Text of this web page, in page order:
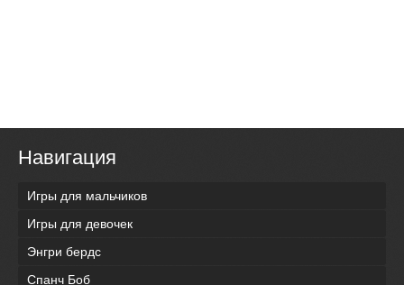
Навигация
Игры для мальчиков
Игры для девочек
Энгри бердс
Спанч Боб